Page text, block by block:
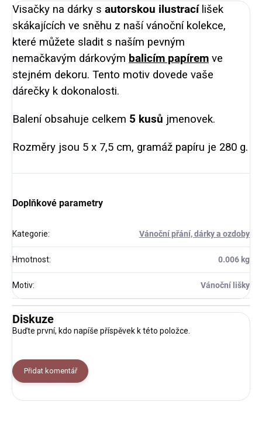
Visačky na dárky s autorskou ilustrací lišek
skákajících ve sněhu z naší vánoční kolekce,
které můžete sladit s naším pevným
nemačkavým dárkovým balicím papírem ve
stejném dekoru. Tento motiv dovede vaše
dárečky k dokonalosti.
Balení obsahuje celkem 5 kusů jmenovek.
Rozměry jsou 5 x 7,5 cm, gramáž papíru je 280 g.
Doplňkové parametry
Kategorie: Vánoční přání, dárky a ozdoby
Hmotnost: 0.006 kg
Motiv: Vánoční lišky
Diskuze
Buďte první, kdo napíše příspěvek k této položce.
Přidat komentář